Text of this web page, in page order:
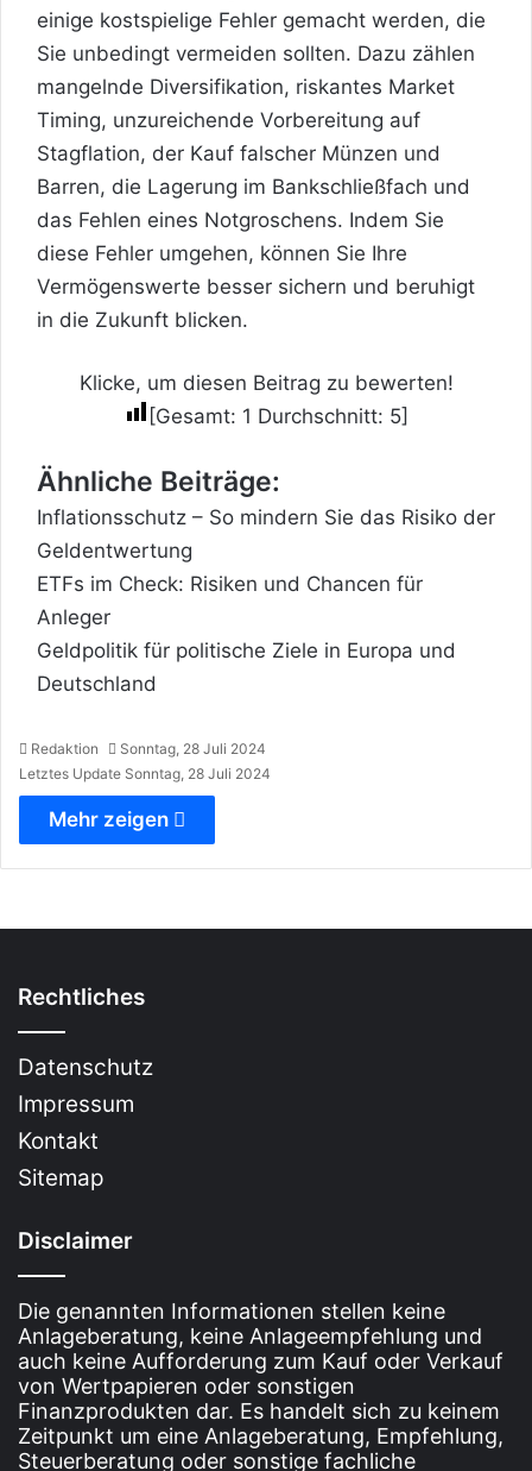
einige kostspielige Fehler gemacht werden, die
Sie unbedingt vermeiden sollten. Dazu zählen
mangelnde Diversifikation, riskantes Market
Timing, unzureichende Vorbereitung auf
Stagflation, der Kauf falscher Münzen und
Barren, die Lagerung im Bankschließfach und
das Fehlen eines Notgroschens. Indem Sie
diese Fehler umgehen, können Sie Ihre
Vermögenswerte besser sichern und beruhigt
in die Zukunft blicken.
Klicke, um diesen Beitrag zu bewerten!
[Gesamt: 1 Durchschnitt: 5]
Ähnliche Beiträge:
Inflationsschutz – So mindern Sie das Risiko der
Geldentwertung
ETFs im Check: Risiken und Chancen für
Anleger
Geldpolitik für politische Ziele in Europa und
Deutschland
Redaktion
Sonntag, 28 Juli 2024
Letztes Update Sonntag, 28 Juli 2024
Mehr zeigen
Rechtliches
Datenschutz
Impressum
Kontakt
Sitemap
Disclaimer
Die genannten Informationen stellen keine
Anlageberatung, keine Anlageempfehlung und
auch keine Aufforderung zum Kauf oder Verkauf
von Wertpapieren oder sonstigen
Finanzprodukten dar. Es handelt sich zu keinem
Zeitpunkt um eine Anlageberatung, Empfehlung,
Steuerberatung oder sonstige fachliche